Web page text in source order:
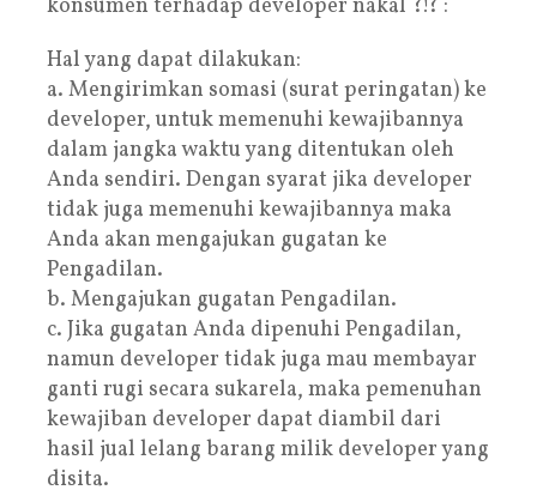
konsumen terhadap developer nakal ?!? :
Hal yang dapat dilakukan:
a. Mengirimkan somasi (surat peringatan) ke
developer, untuk memenuhi kewajibannya
dalam jangka waktu yang ditentukan oleh
Anda sendiri. Dengan syarat jika developer
tidak juga memenuhi kewajibannya maka
Anda akan mengajukan gugatan ke
Pengadilan.
b. Mengajukan gugatan Pengadilan.
c. Jika gugatan Anda dipenuhi Pengadilan,
namun developer tidak juga mau membayar
ganti rugi secara sukarela, maka pemenuhan
kewajiban developer dapat diambil dari
hasil jual lelang barang milik developer yang
disita.